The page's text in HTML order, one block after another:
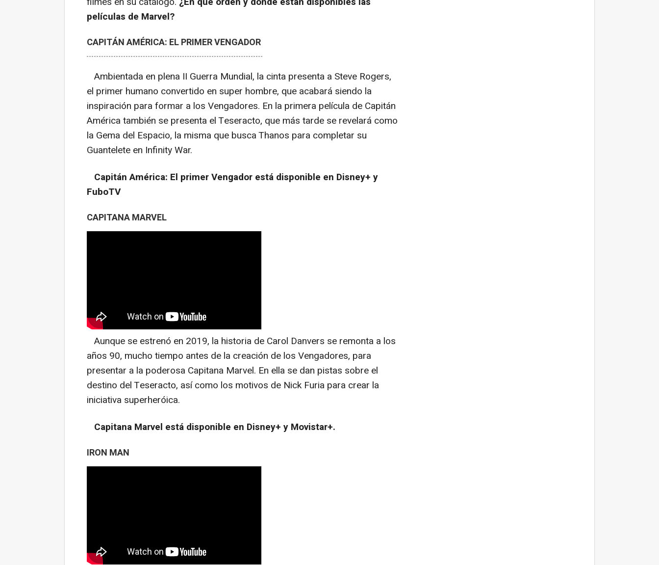
películas de Marvel?
CAPITÁN AMÉRICA: EL PRIMER VENGADOR
Ambientada en plena II Guerra Mundial, la cinta presenta a Steve Rogers,
el primer humano convertido en super hombre, que acabará siendo la
inspiración para formar a los Vengadores. En la primera película de Capitán
América también se presenta el Teseracto, que más tarde se revelará como
la Gema del Espacio, la misma que busca Thanos para completar su
Guantelete en Infinity War.
Capitán América: El primer Vengador está disponible en Disney+ y
FuboTV
CAPITANA MARVEL
Aunque se estrenó en 2019, la historia de Carol Danvers se remonta a los
años 90, mucho tiempo antes de la creación de los Vengadores, para
presentar a la poderosa Capitana Marvel. En ella se dan pistas sobre el
destino del Teseracto, así como los motivos de Nick Furia para crear la
iniciativa superheróica.
Capitana Marvel está disponible en Disney+ y Movistar+.
IRON MAN